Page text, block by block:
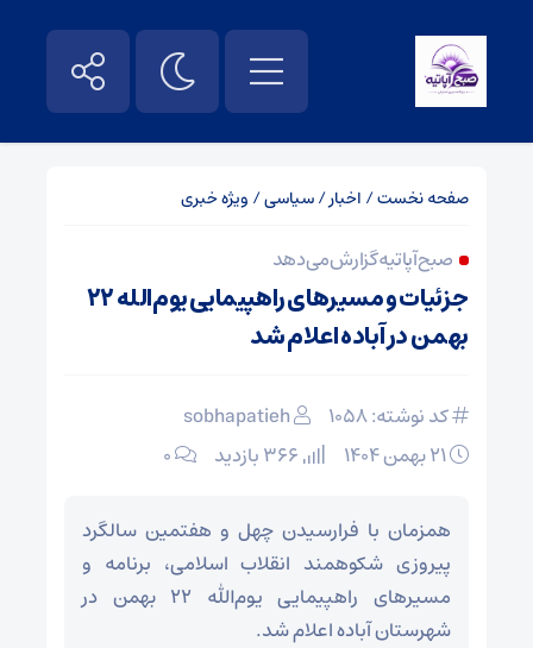
صفحه نخست/ اخبار/سیاسی/ ویژه خبری
صبح آپاتیه گزارش می‌دهد
جزئیات و مسیرهای راهپیمایی یوم‌الله ۲۲
بهمن در آباده اعلام شد
کد نوشته: 1058
sobhapatieh
۰
همزمان با فرارسیدن چهل‌ و‌ هفتمین سالگرد
پیروزی شکوهمند انقلاب اسلامی، برنامه و
مسیرهای راهپیمایی یوم‌الله ۲۲ بهمن در
شهرستان آباده اعلام شد.